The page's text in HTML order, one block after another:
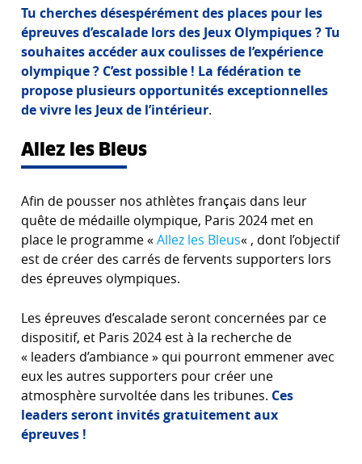
Tu cherches désespérément des places pour les
épreuves d’escalade lors des Jeux Olympiques ? Tu
souhaites accéder aux coulisses de l’expérience
olympique ? C’est possible ! La fédération te
propose plusieurs opportunités exceptionnelles
de vivre les Jeux de l’intérieur.
Allez les Bleus
Afin de pousser nos athlètes français dans leur
quête de médaille olympique, Paris 2024 met en
place le programme «Allez les Bleus« , dont l’objectif
est de créer des carrés de fervents supporters lors
des épreuves olympiques.
Les épreuves d’escalade seront concernées par ce
dispositif, et Paris 2024 est à la recherche de
« leaders d’ambiance » qui pourront emmener avec
eux les autres supporters pour créer une
atmosphère survoltée dans les tribunes. Ces
leaders seront invités gratuitement aux
épreuves !